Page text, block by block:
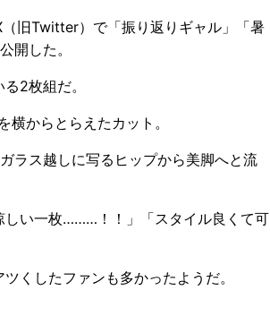
旧Twitter）で「振り返りギャル」「暑
開した。
2枚組だ。
からとらえたカット。
ラス越しに写るヒップから美脚へと流
しい一枚………！！」「スタイル良くて可
くしたファンも多かったようだ。